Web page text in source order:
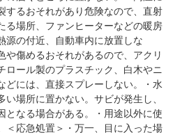
するおそれがあり危険なので、直射
る場所、ファンヒーターなどの暖房
源の付近、自動車内に放置しな
や傷めるおそれがあるので、アクリ
ロール製のプラスチック、白木やニ
どには、直接スプレーしない。・水
い場所に置かない。サビが発生し、
となる場合がある。・用途以外に使
＜応急処置＞・万一、目に入った場